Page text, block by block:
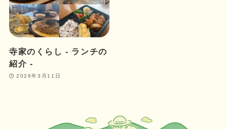
寺家のくらし ‐ ランチの
紹介 ‐
2026年3月11日